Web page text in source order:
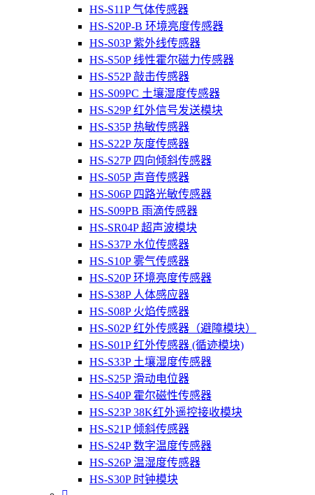
HS-S11P 气体传感器
HS-S20P-B 环境亮度传感器
HS-S03P 紫外线传感器
HS-S50P 线性霍尔磁力传感器
HS-S52P 敲击传感器
HS-S09PC 土壤湿度传感器
HS-S29P 红外信号发送模块
HS-S35P 热敏传感器
HS-S22P 灰度传感器
HS-S27P 四向倾斜传感器
HS-S05P 声音传感器
HS-S06P 四路光敏传感器
HS-S09PB 雨滴传感器
HS-SR04P 超声波模块
HS-S37P 水位传感器
HS-S10P 雾气传感器
HS-S20P 环境亮度传感器
HS-S38P 人体感应器
HS-S08P 火焰传感器
HS-S02P 红外传感器（避障模块）
HS-S01P 红外传感器 (循迹模块)
HS-S33P 土壤湿度传感器
HS-S25P 滑动电位器
HS-S40P 霍尔磁性传感器
HS-S23P 38K红外遥控接收模块
HS-S21P 倾斜传感器
HS-S24P 数字温度传感器
HS-S26P 温湿度传感器
HS-S30P 时钟模块